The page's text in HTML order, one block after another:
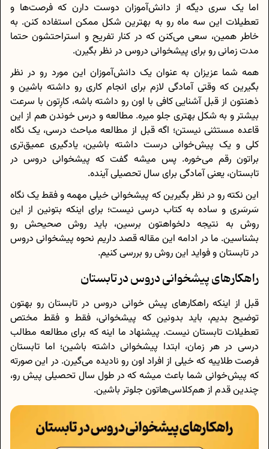
اما یک سری دیگه از دانش‌آموزان دوست دارن که فرصت‌ها و
تعطیلات این سه ماه رو به بهترین شکل ممکن استفاده کنن. به
خاطر همین، سعی می‌کنن که در کنار تفریح و استراحتشون حتما
مدت زمانی رو برای پیشخوانی دروس در نظر بگیرن.
همه شما عزیزان به عنوان یک دانش‌آموزان این مورد رو در نظر
بگیرین که وقتی آمادگی لازم برای انجام کاری رو داشته باشین و
ذهنتون از قبل آشنایی کافی با اون رو داشته باشه، کارِتون با سرعت
بیشتر و به شکل بهتری جلو میره. مطالعه و درس خوندن هم از این
قاعده مستثنی نیستن؛ اگه قبل از مطالعه مباحث درسی، یک نگاه
کلی و یک پیش‌خوانی درست داشته باشین، یادگیری عمیق‌تری
براتون رقم می‌خوره. پس میشه گفت که پیشخوانی دروس در
تابستان، یعنی آمادگی برای سال تحصیلی آینده.
این نکته رو در نظر بگیرین که پیشخوانی خیلی مهمه و فقط یک نگاه
سَرسَری و ساده به کتاب درسی نیست؛ برای اینکه بتونین از این
روش به نتیجه دلخواهتون برسین، باید روش صحیحش رو
بشناسین. ما در ادامه این مقاله قصد داریم نحوه پیشخوانی دروس
در تابستان و فواید این روش رو بررسی کنیم.
راهکارهای پیشخوانی دروس در تابستان
قبل از اینکه راهکارهای پیش خوانی دروس در تابستان رو بهتون
توضیح بدیم، باید بدونین که پیشخوانی، فقط و فقط مختص
تعطیلات تابستان نیست. پیشنهاد ما اینه که برای مطالعه مطالب
درسی در هر زمان، ابتدا پیشخوانی داشته باشین؛ اما تابستان
فرصت طلاییه که خیلی از افراد اون رو نادیده می‌گیرن. در این صورته
که پیش‌خوانی شما باعث میشه که در طول سال تحصیلی پیش رو،
چندین قدم از هم‌کلاسی‌هاتون جلوتر باشین.